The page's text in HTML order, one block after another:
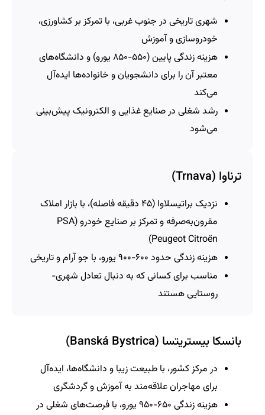
شهری تاریخی در جنوب غربی، با تمرکز بر کشاورزی،
خودروسازی و آموزش
هزینه زندگی پایین (۵۵۰-۸۵۰ یورو) و دانشگاه‌های
معتبر آن را برای دانشجویان و خانواده‌ها ایده‌آل
می‌کند
رشد شغلی در صنایع غذایی و الکترونیک پیش‌بینی
می‌شود
ترناوا (Trnava)
نزدیک براتیسلاوا (۴۵ دقیقه فاصله)، با بازار املاک
مقرون‌به‌صرفه و تمرکز بر صنایع خودرو (PSA
Peugeot Citroën)
هزینه زندگی حدود ۶۰۰-۹۰۰ یورو، با جو آرام و تاریخی
مناسب برای کسانی که به دنبال تعادل شهری-
روستایی هستند
بانسکا بیستریتسا (Banská Bystrica)
در مرکز کشور، با طبیعت زیبا و دانشگاه‌ها، ایده‌آل
برای مهاجران علاقه‌مند به آموزش و گردشگری
هزینه زندگی ۶۵۰-۹۵۰ یورو، با فرصت‌های شغلی در